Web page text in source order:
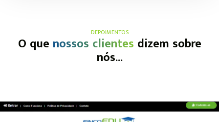
DEPOIMENTOS
O que nossos clientes dizem sobre
nós...